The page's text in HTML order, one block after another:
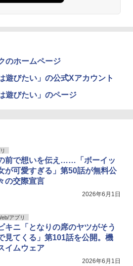
のホームページ
遊びたい」の公式Xアカウント
遊びたい」のページ
前で想いを伝え……「ボーイッ
が可愛すぎる」第50話が無料公
の交際宣言
2026年6月1日
アプリ
キニ「となりの席のヤツがそう
見てくる」第101話を公開。機
イムウェア
2026年6月1日